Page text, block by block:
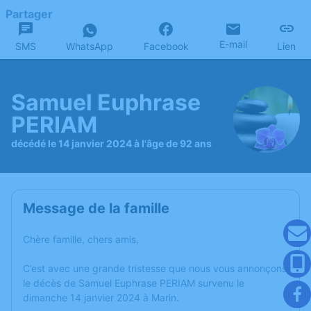
Partager
SMS WhatsApp Facebook E-mail Lien
Samuel Euphrase
PERIAM
décédé le 14 janvier 2024 à l'âge de 92 ans
Message de la famille
Chère famille, chers amis,
C’est avec une grande tristesse que nous vous annonçons
le décès de Samuel Euphrase PERIAM survenu le
dimanche 14 janvier 2024 à Marin.